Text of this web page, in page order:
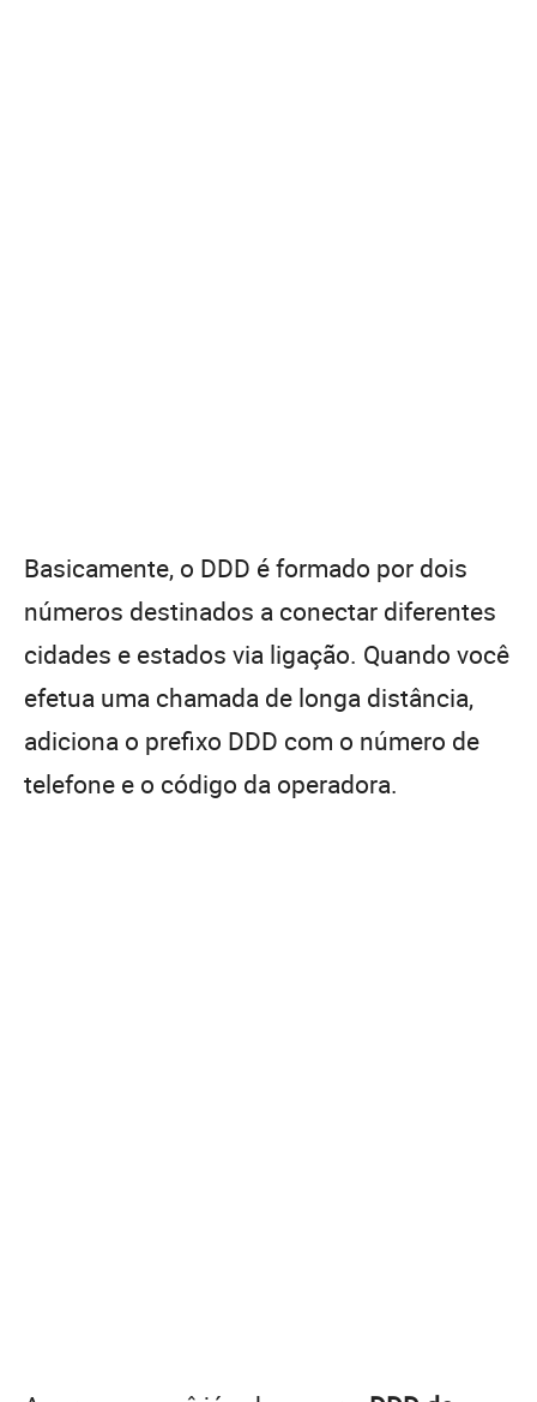
Basicamente, o DDD é formado por dois
números destinados a conectar diferentes
cidades e estados via ligação. Quando você
efetua uma chamada de longa distância,
adiciona o prefixo DDD com o número de
telefone e o código da operadora.